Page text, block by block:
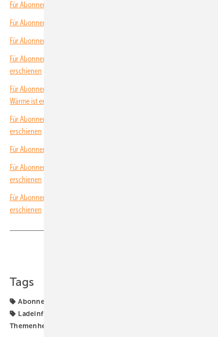
Für Abonnenten: Neues Themenheft über Wechselrichter erschienen
Für Abonnenten: Neues Themenheft über Solarspeicher erschienen
Für Abonnenten: Neues Themenheft über Solarmodule erschienen
Für Abonnenten: Neues Themenheft über Montagetechnik
erschienen
Für Abonnenten: Neues Themenheft über Hybridgeneratoren und
Wärme ist erschienen
Für Abonnenten: Neues Themenheft über Qualität der Installation ist
erschienen
Für Abonnenten: Neues Themenheft über Solarparks erschienen
Für Abonnenten: Neues Themenheft über Gewerbespeicher
erschienen
Für Abonnenten: Neues Themenheft über solarelektrische Gebäude
erschienen
Tags
Abonnenten
Ladeinfrastruktur
Themenheft